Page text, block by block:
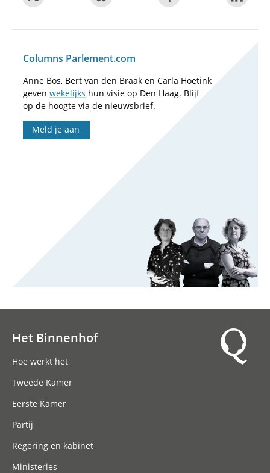
Columns Parlement.com
Anne Bos, Bert van den Braak en Carla Hoetink
geven wekelijks hun visie op Den Haag. Blijf
op de hoogte via de nieuwsbrief.
Meld je aan
Het Binnenhof
Hoe werkt het
Tweede Kamer
Eerste Kamer
Partij
Regering en kabinet
Ministeries